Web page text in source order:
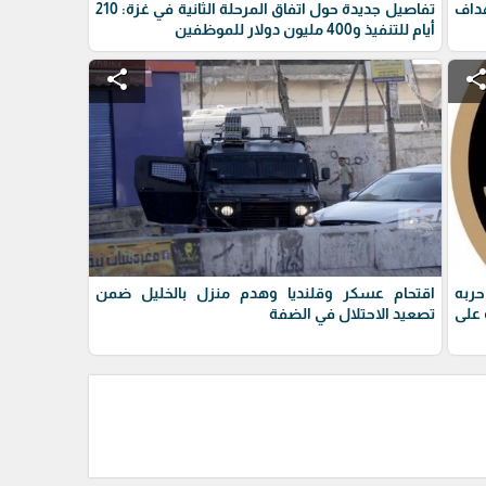
تفاصيل جديدة حول اتفاق المرحلة الثانية في غزة: 210
أيام للتنفيذ و400 مليون دولار للموظفين
على
share
اقتحام عسكر وقلنديا وهدم منزل بالخليل ضمن
تصعيد الاحتلال في الضفة